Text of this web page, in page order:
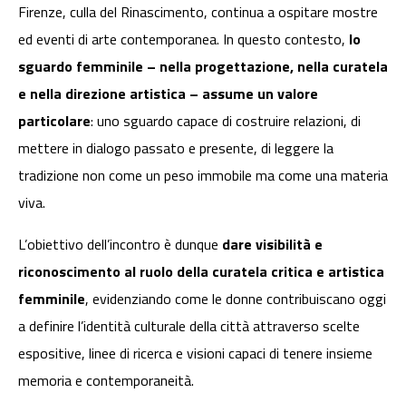
Firenze, culla del Rinascimento, continua a ospitare mostre
ed eventi di arte contemporanea. In questo contesto, lo
sguardo femminile – nella progettazione, nella curatela
e nella direzione artistica – assume un valore
particolare: uno sguardo capace di costruire relazioni, di
mettere in dialogo passato e presente, di leggere la
tradizione non come un peso immobile ma come una materia
viva.
L’obiettivo dell’incontro è dunque dare visibilità e
riconoscimento al ruolo della curatela critica e artistica
femminile, evidenziando come le donne contribuiscano oggi
a definire l’identità culturale della città attraverso scelte
espositive, linee di ricerca e visioni capaci di tenere insieme
memoria e contemporaneità.